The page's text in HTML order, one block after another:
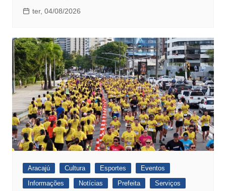
ter, 04/08/2026
Aracajú Cultura Esportes
Eventos
Informações
Notícias Prefeita
Serviços